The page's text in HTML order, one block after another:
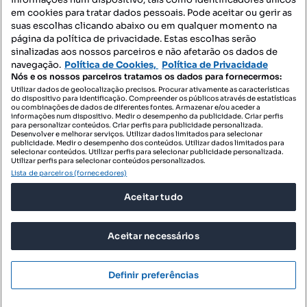
Mapa do Site
Contacte-nos
SIGA-NOS:
DESCARREGAR NA:
© 2026 Imovirtual.com, OLX Portugal, S.A.
TERMOS DE UTILIZAÇÃO
POLÍTICA DE PRIVACIDADE
CONFIGURAÇÕES DE PRIVACIDADE
em cookies para tratar dados pessoais. Pode aceitar ou gerir as
suas escolhas clicando abaixo ou em qualquer momento na
página da política de privacidade. Estas escolhas serão
sinalizadas aos nossos parceiros e não afetarão os dados de
navegação. Política de Cookies, Política de Privacidade
Nós e os nossos parceiros tratamos os dados para fornecermos:
Utilizar dados de geolocalização precisos. Procurar ativamente as características
do dispositivo para identificação. Compreender os públicos através de estatísticas
ou combinações de dados de diferentes fontes. Armazenar e/ou aceder a
informações num dispositivo. Medir o desempenho da publicidade. Criar perfis
para personalizar conteúdos. Criar perfis para publicidade personalizada.
Desenvolver e melhorar serviços. Utilizar dados limitados para selecionar
publicidade. Medir o desempenho dos conteúdos. Utilizar dados limitados para
selecionar conteúdos. Utilizar perfis para selecionar publicidade personalizada.
Utilizar perfis para selecionar conteúdos personalizados.
Lista de parceiros (fornecedores)
Aceitar tudo
Aceitar necessários
Definir preferências